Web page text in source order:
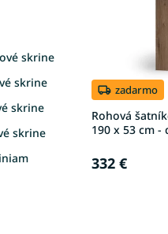
skrine
skrine
skrine
skrine
o
v
k
t
o
v
zadarmo
Rohová
190 x 53 cm -
332 €